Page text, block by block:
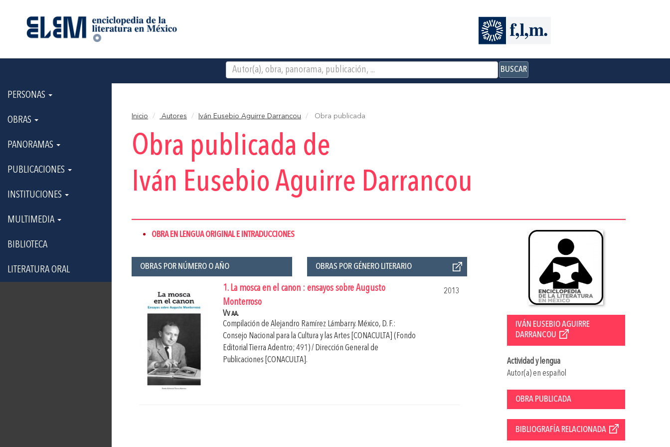
BUSCAR
PERSONAS
OBRAS
PANORAMAS
PUBLICACIONES
INSTITUCIONES
MULTIMEDIA
BIBLIOTECA
LITERATURA ORAL
Inicio Autores Iván Eusebio Aguirre Darrancou Obra publicada
Obra publicada de
Iván Eusebio Aguirre Darrancou
IVÁN EUSEBIO AGUIRRE
DARRANCOU
Actividad y lengua
Autor(a) en español
OBRA PUBLICADA
BIBLIOGRAFÍA RELACIONADA
OBRA EN LENGUA ORIGINAL E INTRADUCCIONES
OBRAS POR NÚMERO O AÑO OBRAS POR GÉNERO LITERARIO
1. La mosca en el canon : ensayos sobre Augusto
Monterroso
2013
Vv aa.
Compilación deAlejandro Ramírez Lámbarry. México, D. F.:
Consejo Nacional para la Cultura y las Artes [CONACULTA] (Fondo
Editorial Tierra Adentro; 491) / Dirección General de
Publicaciones [CONACULTA].